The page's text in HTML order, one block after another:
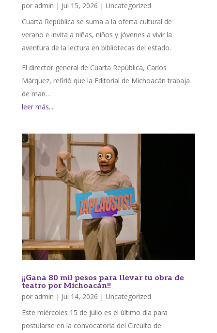
por admin | Jul 15, 2026 | Uncategorized
Cuarta República se suma a la oferta cultural de
verano e invita a niñas, niños y jóvenes a vivir la
aventura de la lectura en bibliotecas del estado.
El director general de Cuarta República, Carlos
Márquez, refirió que la Editorial de Michoacán trabaja
de man…
leer más...
¡¡Gana 80 mil pesos para llevar tu obra de
teatro por Michoacán!!
por admin | Jul 14, 2026 | Uncategorized
Este miércoles 15 de julio es el último día para
postularse en la convocatoria del Circuito de